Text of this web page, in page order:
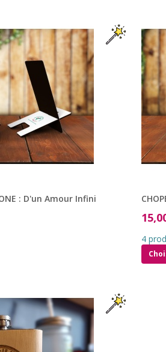
: D'un Amour Infini
4